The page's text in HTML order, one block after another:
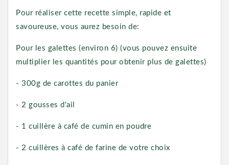
Pour réaliser cette recette simple, rapide et
savoureuse, vous aurez besoin de:
Pour les galettes (environ 6) (vous pouvez ensuite
multiplier les quantités pour obtenir plus de galettes)
- 300g de carottes du panier
- 2 gousses d'ail
- 1 cuillère à café de cumin en poudre
- 2 cuillères à café de farine de votre choix